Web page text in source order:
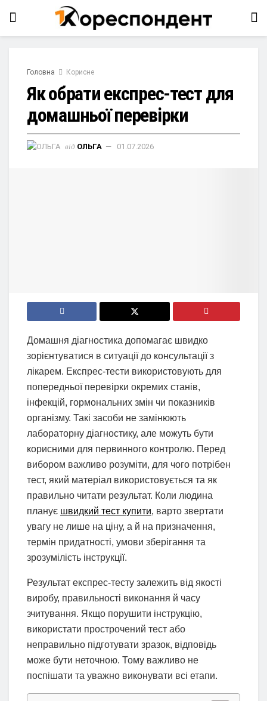
Головна Корисне
Як обрати експрес-тест для
домашньої перевірки
від ОЛЬГА 01.07.2026
Домашня діагностика допомагає швидко
зорієнтуватися в ситуації до консультації з
лікарем. Експрес-тести використовують для
попередньої перевірки окремих станів,
інфекцій, гормональних змін чи показників
організму. Такі засоби не замінюють
лабораторну діагностику, але можуть бути
корисними для первинного контролю. Перед
вибором важливо розуміти, для чого потрібен
тест, який матеріал використовується та як
правильно читати результат. Коли людина
планує швидкий тест купити, варто звертати
увагу не лише на ціну, а й на призначення,
термін придатності, умови зберігання та
зрозумілість інструкції.
Результат експрес-тесту залежить від якості
виробу, правильності виконання й часу
зчитування. Якщо порушити інструкцію,
використати прострочений тест або
неправильно підготувати зразок, відповідь
може бути неточною. Тому важливо не
поспішати та уважно виконувати всі етапи.